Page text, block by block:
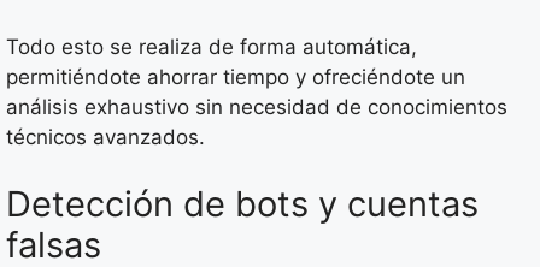
Todo esto se realiza de forma automática,
permitiéndote ahorrar tiempo y ofreciéndote un
análisis exhaustivo sin necesidad de conocimientos
técnicos avanzados.
Detección de bots y cuentas
falsas